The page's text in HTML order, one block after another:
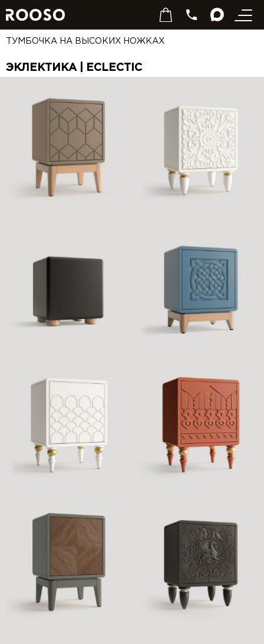
ТУМБОЧКА НА ВЫСОКИХ НОЖКАХ
ЭКЛЕКТИКА | ECLECTIC